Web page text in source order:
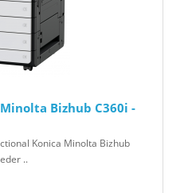
Bizhub C360i -
Konica Minolta Bizhub
..